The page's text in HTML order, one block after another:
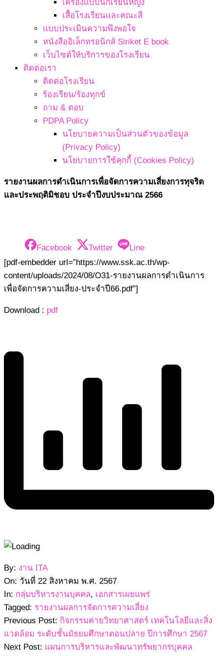
เครื่องแบบนักเรียนหญิง
เสื้อโรงเรียนและคณะสี
แบบประเมินความพึงพอใจ
หนังสืออิเล็กทรอนิกส์ Siriket E book
เว็บไซต์ให้บริการของโรงเรียน
ติดต่อเรา
ติดต่อโรงเรียน
ร้องเรียน/ร้องทุกข์
ถาม & ตอบ
PDPA Policy
นโยบายความเป็นส่วนตัวของข้อมูล
(Privacy Policy)
นโยบายการใช้คุกกี้ (Cookies Policy)
รายงานผลการดำเนินการเพื่อจัดการความเสี่ยงการทุจริต
และประพฤติมิชอบ ประจำปีงบประมาณ 2566
Facebook Twitter
Line
[pdf-embedder url=”https://www.ssk.ac.th/wp-
content/uploads/2024/08/O31-รายงานผลการดำเนินการ
เพื่อจัดการความเสี่ยง-ประจำปี66.pdf”]
Download : pdf
2567-
08-
22
By: งาน ITA
On: วันที่ 22 สิงหาคม พ.ศ. 2567
In: กลุ่มบริหารงานบุคคล, เอกสารเผยแพร่
Tagged: รายงานผลการจัดการความเสี่ยง
Previous Post: กิจกรรมค่ายวิทยาศาสตร์ เทคโนโลยีและสิ่ง
แวดล้อม ระดับชั้นมัธยมศึกษาตอนปลาย ปีการศึกษา 2567
Next Post: แผนการบริหารและพัฒนาทรัพยากรบุคคล